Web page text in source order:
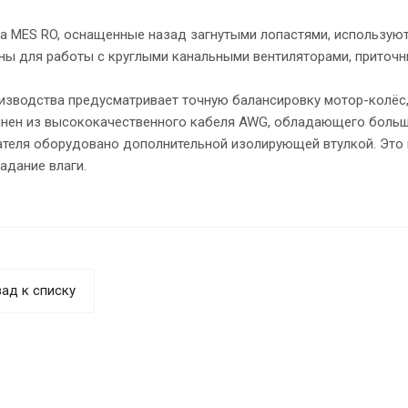
MES RO, оснащенные назад загнутыми лопастями,
для работы с круглыми канальными вентиляторами,
предусматривает точную балансировку мотор-
из высококачественного кабеля AWG, обладающего
оборудовано дополнительной изолирующей втулкой.
влаги.
к списку